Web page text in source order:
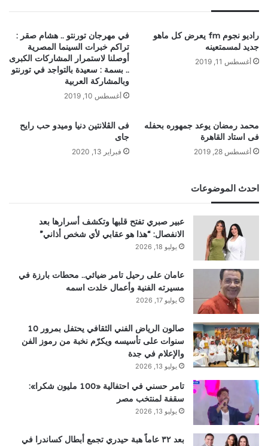
راديو نجوم fm يعرض كل ماهو
جديد لمسمتعينه
أغسطس 11, 2019
في مهرجان تورنتو .. هشام صقر :
تراكم خبرات السينما المصرية
أوصلنا لاستمرار المشاركات الكبرى
.. بسمة : سعيدة بالتواجد في تورنتو
وبالمشاركة العربية
أغسطس 10, 2019
محمد رمضان يوعد جمهوره بحفله
فى استاد القاهرة
أغسطس 28, 2019
فى الڤلانتين دنيا وميدو حب رايح
جاى
فبراير 13, 2020
احدث الموضوعات
عبير صبري تفتح قلبها وتكشف أسرارها بعد
الانفصال: “هذا هو عقابي لأي شخص أذاني”
يوليو 18, 2026
عامان على رحيل تامر ضيائي.. محطات بارزة في
مسيرته الفنية وأعمال خلدت اسمه
يوليو 17, 2026
صالون الرياض الفني الثقافي يحتفل بمرور 10
سنوات على تأسيسه ويكرّم نخبة من رموز الفن
والإعلام في جدة
يوليو 13, 2026
تامر حسني في احتفالية «100 مليون شكرا»:
سقفة لمنتخب مصر
يوليو 13, 2026
بعد ٣٢ عاماً هبة حيدري تجمع أبطال كساندرا في